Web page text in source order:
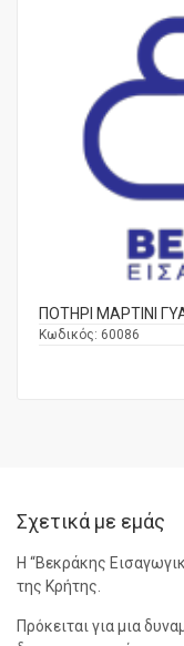
ΠΟΤΗΡΙ ΜΑΡΤΙΝΙ
Κωδικός: 60086
Σχετικά με εμάς
Η “Βεκράκης
της Κρήτης.
Πρόκειται για μια